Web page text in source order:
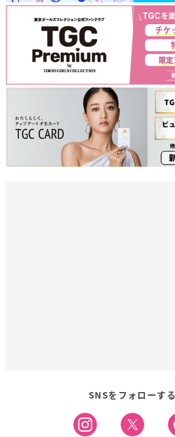
SNSをフォローする